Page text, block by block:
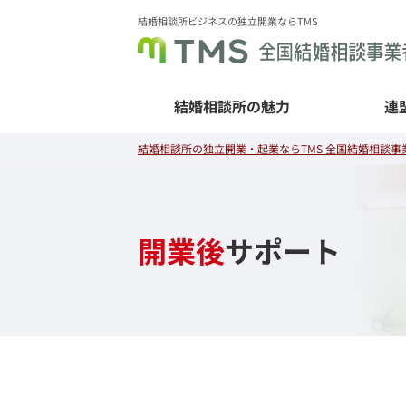
結婚相談所ビジネスの独立開業ならTMS
結婚相談所の魅力 連
結婚相談所の独立開業・起業ならTMS 全国結婚相談事
開業後サポート